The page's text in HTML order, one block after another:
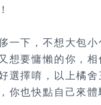
一下，不想大包小
想要慵懶的你，相
選擇唷，以上橘
你也快點自己來體